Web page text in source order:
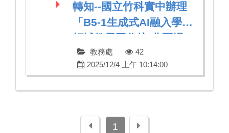
轉知--國立竹科實中辦理
「B5-1生成式AI融入學科
領域教學工作坊-北區場」
教務處
42
2025/12/4 上午 10:14:00
上一頁1 下一頁